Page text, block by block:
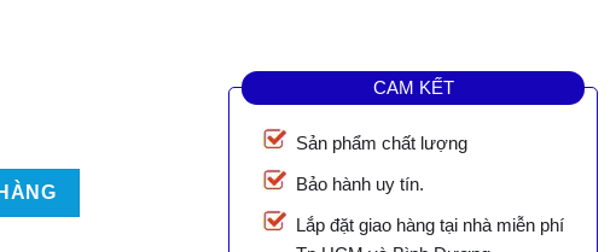
số lượng
CAM KẾT
Sản phẩm chất lượng
Bảo hành uy tín.
Lắp đặt giao hàng tại nhà miễn phí